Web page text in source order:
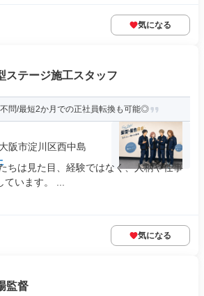
気になる
ステージ施工スタッフ
問/最短2か月での正社員転換も可能◎
阪市淀川区西中島
ちは見た目、経験ではなく、人柄や仕事
います。 ...
気になる
監督